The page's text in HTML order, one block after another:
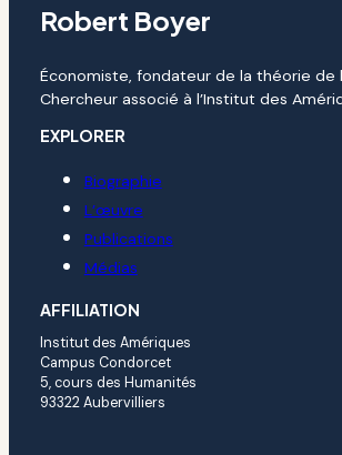
Robert Boyer
Économiste, fondateur de la théorie de
Chercheur associé à l’Institut des
EXPLORER
Biographie
L’œuvre
Publications
Médias
AFFILIATION
Institut des Amériques
Campus Condorcet
5, cours des Humanités
93322 Aubervilliers